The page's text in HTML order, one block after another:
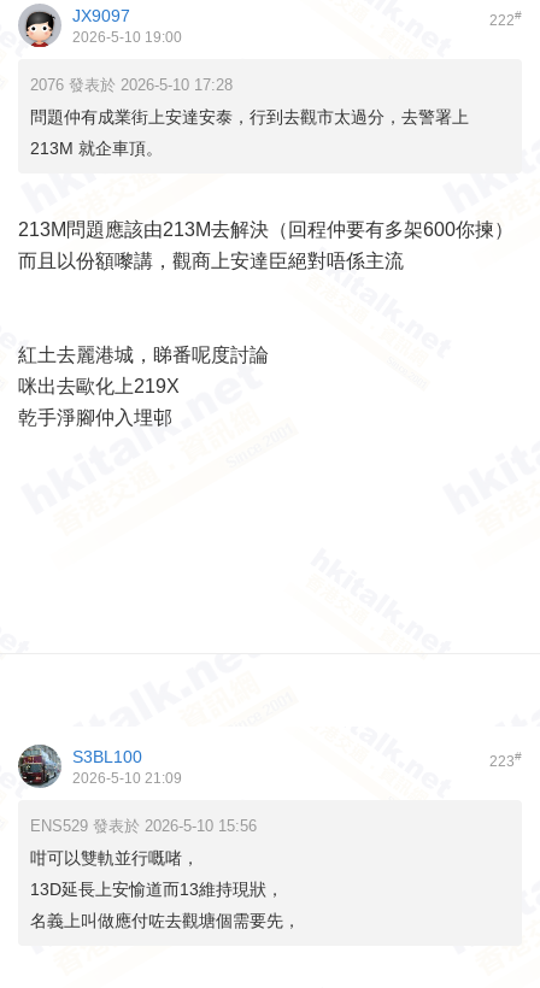
222#
JX9097
2026-5-10 19:00
2076 發表於 2026-5-10 17:28
問題仲有成業街上安達安泰，行到去觀市太過分，去警署上
213M 就企車頂。
213M問題應該由213M去解決（回程仲要有多架600你揀）
而且以份額嚟講，觀商上安達臣絕對唔係主流
紅土去麗港城，睇番呢度討論
咪出去歐化上219X
乾手淨腳仲入埋邨
223#
S3BL100
2026-5-10 21:09
ENS529 發表於 2026-5-10 15:56
咁可以雙軌並行嘅啫，
13D延長上安愉道而13維持現狀，
名義上叫做應付咗去觀塘個需要先，